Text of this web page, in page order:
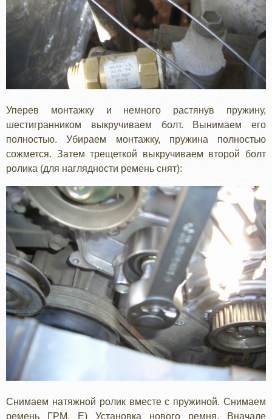
Уперев монтажку и немного растянув пружину,
шестигранником выкручиваем болт. Вынимаем его
полностью. Убираем монтажку, пружина полностью
сожмется. Затем трещеткой выкручиваем второй болт
ролика (для наглядности ремень снят):
Снимаем натяжной ролик вместе с пружиной. Снимаем
ремень ГРМ. Е) Установка нового ремня. Вначале